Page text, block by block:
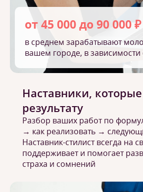
от 45 000 до 90 000 ₽
в среднем зарабатывают
вашем городе, в зависимости
Наставники,
результату
Разбор ваших работ по
→ как реализовать →
Наставник-стилист всегда на
поддерживает и помогает
страха и сомнений